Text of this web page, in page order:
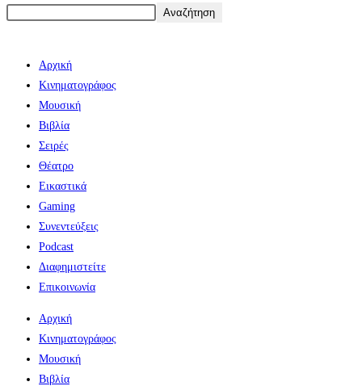
Αναζήτηση
Αρχική
Κινηματογράφος
Μουσική
Βιβλία
Σειρές
Θέατρο
Εικαστικά
Gaming
Συνεντεύξεις
Podcast
Διαφημιστείτε
Επικοινωνία
Αρχική
Κινηματογράφος
Μουσική
Βιβλία